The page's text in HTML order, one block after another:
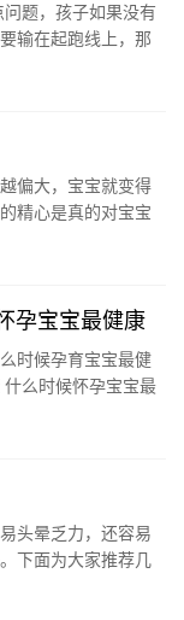
题，孩子如果没有
输在起跑线上，那
偏大，宝宝就变得
精心是真的对宝宝
孕宝宝最健康
时候孕育宝宝最健
么时候怀孕宝宝最
头晕乏力，还容易
下面为大家推荐几